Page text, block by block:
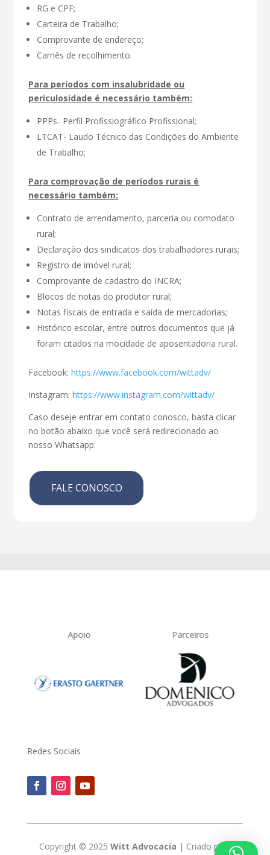
RG e CPF;
Carteira de Trabalho;
Comprovante de endereço;
Carnês de recolhimento.
Para períodos com insalubridade ou
periculosidade é necessário também:
PPPs- Perfil Profissiográfico Profissional;
LTCAT- Laudo Técnico das Condições do Ambiente
de Trabalho;
Para comprovação de períodos rurais é
necessário também:
Contrato de arrendamento, parceria ou comodato
rural;
Declaração dos sindicatos dos trabalhadores rurais;
Registro de imóvel rural;
Comprovante de cadastro do INCRA;
Blocos de notas do produtor rural;
Notas fiscais de entrada e saída de mercadorias;
Histórico escolar, entre outros documentos que já
foram citados na mocidade de aposentadoria rural.
Facebook:https://www.facebook.com/wittadv/
Instagram:https://www.instagram.com/wittadv/
Caso deseje entrar em contato conosco, basta clicar
no botão abaixo que você será redirecionado ao
nosso Whatsapp:
FALE CONOSCO
Apoio Parceiros
Redes Sociais
Copyright © 2025Witt Advocacia | Criado pela